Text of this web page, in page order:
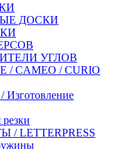
ДОСКИ
УГЛОВ
/ CAMEO / CURIO
LETTERPRESS